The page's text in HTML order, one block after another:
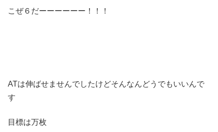
こぜ６だーーーーーー！！！
ATは伸ばせませんでしたけどそんなんどうでもいいんで
す
目標は万枚